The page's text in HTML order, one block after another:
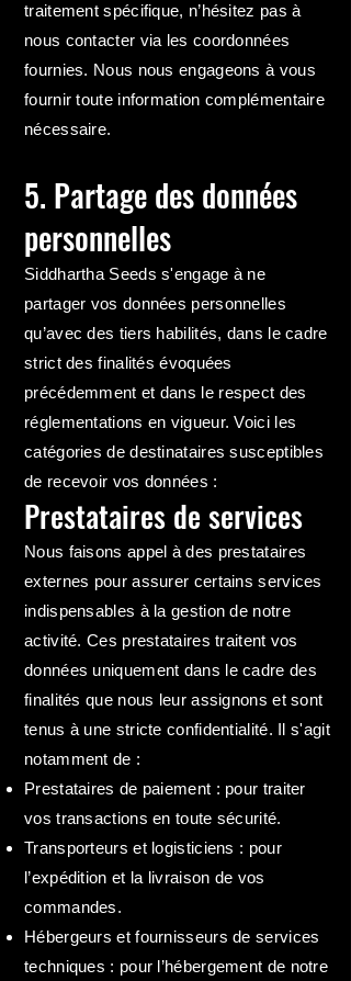
traitement spécifique, n’hésitez pas à
nous contacter via les coordonnées
fournies. Nous nous engageons à vous
fournir toute information complémentaire
nécessaire.
5. Partage des données
personnelles
Siddhartha Seeds s'engage à ne
partager vos données personnelles
qu’avec des tiers habilités, dans le cadre
strict des finalités évoquées
précédemment et dans le respect des
réglementations en vigueur. Voici les
catégories de destinataires susceptibles
de recevoir vos données :
Prestataires de services
Nous faisons appel à des prestataires
externes pour assurer certains services
indispensables à la gestion de notre
activité. Ces prestataires traitent vos
données uniquement dans le cadre des
finalités que nous leur assignons et sont
tenus à une stricte confidentialité. Il s'agit
notamment de :
Prestataires de paiement : pour traiter
vos transactions en toute sécurité.
Transporteurs et logisticiens : pour
l’expédition et la livraison de vos
commandes.
Hébergeurs et fournisseurs de services
techniques : pour l’hébergement de notre